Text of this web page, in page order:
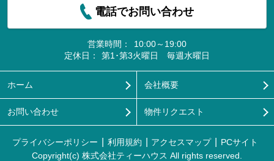
電話でお問い合わせ
営業時間：
10:00～19:00
定休日：
第1･第3火曜日 毎週水曜日
ホーム 会社概要
お問い合わせ 物件リクエスト
プライバシーポリシー 利用規約 アクセスマップ
PCサイト
Copyright(c) 株式会社ティーハウス All rights reserved.